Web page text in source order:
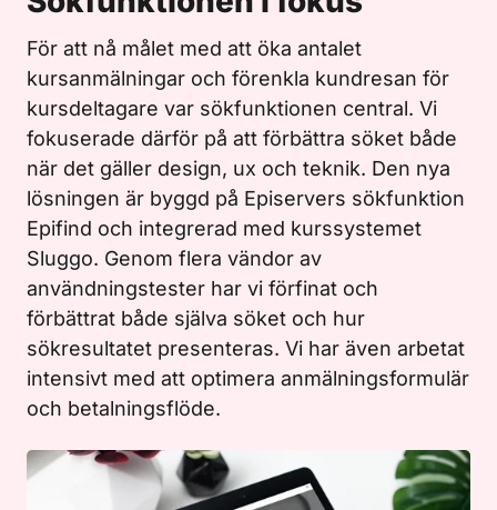
För att nå målet med att öka antalet
kursanmälningar och förenkla kundresan för
kursdeltagare var sökfunktionen central. Vi
fokuserade därför på att förbättra söket både
när det gäller design, ux och teknik. Den nya
lösningen är byggd på Episervers sökfunktion
Epifind och integrerad med kurssystemet
Sluggo. Genom flera vändor av
användningstester har vi förfinat och
förbättrat både själva söket och hur
sökresultatet presenteras. Vi har även arbetat
intensivt med att optimera anmälningsformulär
och betalningsflöde.